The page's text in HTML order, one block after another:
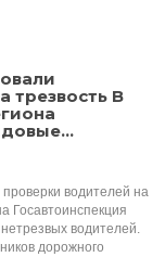
трезвость В
водителей на
Госавтоинспекция
водителей.
дорожного